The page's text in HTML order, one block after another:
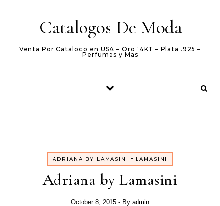
Catalogos De Moda
Venta Por Catalogo en USA – Oro 14KT – Plata .925 –
Perfumes y Mas
ADRIANA BY LAMASINI - LAMASINI
Adriana by Lamasini
October 8, 2015 - By admin